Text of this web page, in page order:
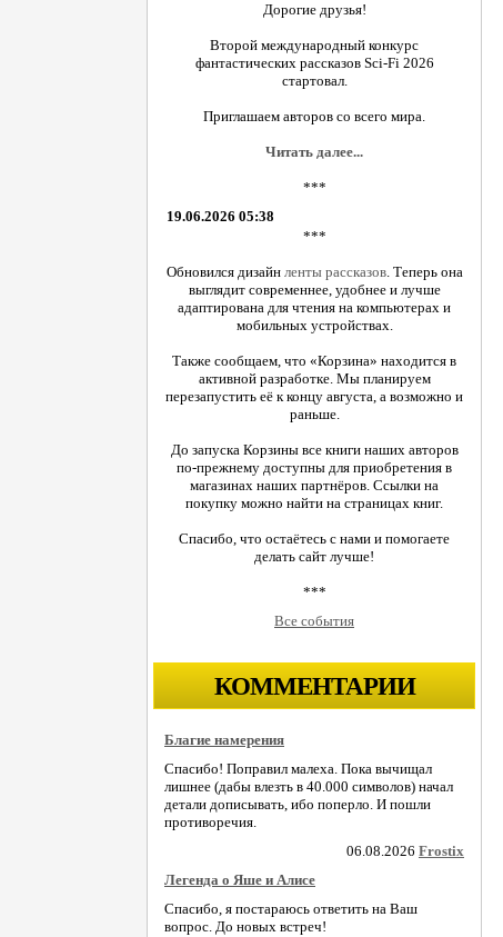
Дорогие друзья!
Второй международный конкурс
фантастических рассказов Sci-Fi 2026
стартовал.
Приглашаем авторов со всего мира.
Читать далее...
***
19.06.2026 05:38
***
Обновился дизайн ленты рассказов. Теперь она
выглядит современнее, удобнее и лучше
адаптирована для чтения на компьютерах и
мобильных устройствах.
Также сообщаем, что «Корзина» находится в
активной разработке. Мы планируем
перезапустить её к концу августа, а возможно и
раньше.
До запуска Корзины все книги наших авторов
по-прежнему доступны для приобретения в
магазинах наших партнёров. Ссылки на
покупку можно найти на страницах книг.
Спасибо, что остаётесь с нами и помогаете
делать сайт лучше!
***
Все события
КОММЕНТАРИИ
Благие намерения
Спасибо! Поправил малеха. Пока вычищал
лишнее (дабы влезть в 40.000 символов) начал
детали дописывать, ибо поперло. И пошли
противоречия.
06.08.2026 Frostix
Легенда о Яше и Алисе
Спасибо, я постараюсь ответить на Ваш
вопрос. До новых встреч!